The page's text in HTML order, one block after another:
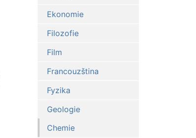
Ekonomie
Filozofie
Film
Francouzština
Fyzika
Geologie
Chemie